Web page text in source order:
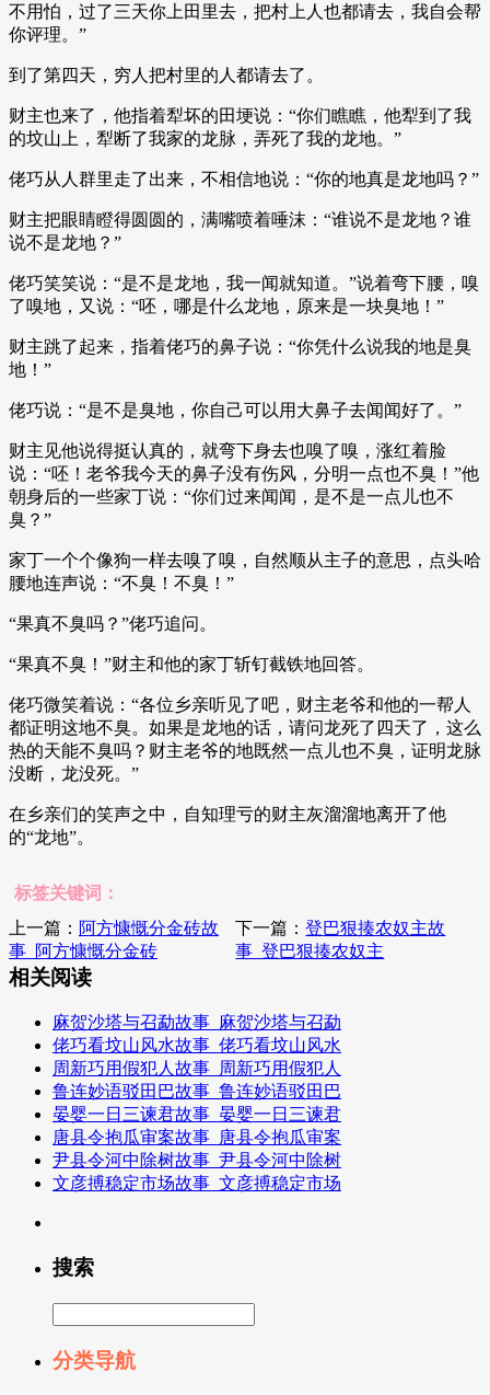
不用怕，过了三天你上田里去，把村上人也都请去，我自会帮
你评理。”
到了第四天，穷人把村里的人都请去了。
财主也来了，他指着犁坏的田埂说：“你们瞧瞧，他犁到了我
的坟山上，犁断了我家的龙脉，弄死了我的龙地。”
佬巧从人群里走了出来，不相信地说：“你的地真是龙地吗？”
财主把眼睛瞪得圆圆的，满嘴喷着唾沫：“谁说不是龙地？谁
说不是龙地？”
佬巧笑笑说：“是不是龙地，我一闻就知道。”说着弯下腰，嗅
了嗅地，又说：“呸，哪是什么龙地，原来是一块臭地！”
财主跳了起来，指着佬巧的鼻子说：“你凭什么说我的地是臭
地！”
佬巧说：“是不是臭地，你自己可以用大鼻子去闻闻好了。”
财主见他说得挺认真的，就弯下身去也嗅了嗅，涨红着脸
说：“呸！老爷我今天的鼻子没有伤风，分明一点也不臭！”他
朝身后的一些家丁说：“你们过来闻闻，是不是一点儿也不
臭？”
家丁一个个像狗一样去嗅了嗅，自然顺从主子的意思，点头哈
腰地连声说：“不臭！不臭！”
“果真不臭吗？”佬巧追问。
“果真不臭！”财主和他的家丁斩钉截铁地回答。
佬巧微笑着说：“各位乡亲听见了吧，财主老爷和他的一帮人
都证明这地不臭。如果是龙地的话，请问龙死了四天了，这么
热的天能不臭吗？财主老爷的地既然一点儿也不臭，证明龙脉
没断，龙没死。”
在乡亲们的笑声之中，自知理亏的财主灰溜溜地离开了他
的“龙地”。
标签关键词：
上一篇： 阿方慷慨分金砖故
事_阿方慷慨分金砖
下一篇：登巴狠揍农奴主故
事_登巴狠揍农奴主
相关阅读
麻贺沙塔与召勐故事_麻贺沙塔与召勐
佬巧看坟山风水故事_佬巧看坟山风水
周新巧用假犯人故事_周新巧用假犯人
鲁连妙语驳田巴故事_鲁连妙语驳田巴
晏婴一日三谏君故事_晏婴一日三谏君
唐县令抱瓜审案故事_唐县令抱瓜审案
尹县令河中除树故事_尹县令河中除树
文彦搏稳定市场故事_文彦搏稳定市场
搜索
分类导航